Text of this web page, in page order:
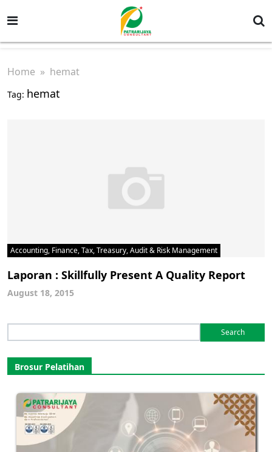
Home » hemat
Tag: hemat
Accounting, Finance, Tax, Treasury, Audit & Risk Management
Laporan : Skillfully Present A Quality Report
August 18, 2015
for:
Brosur Pelatihan